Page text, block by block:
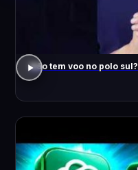
Não tem voo no polo sul?